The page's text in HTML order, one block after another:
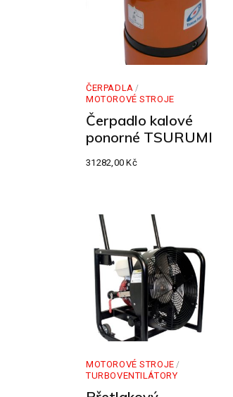
ČERPADLA
MOTOROVÉ STROJE
Čerpadlo kalové
ponorné TSURUMI
31282,00Kč
MOTOROVÉ STROJE
TURBOVENTILÁTORY